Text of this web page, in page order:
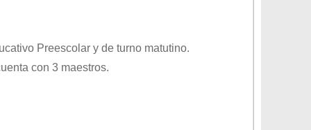
Preescolar y de turno matutino.
con 3 maestros.